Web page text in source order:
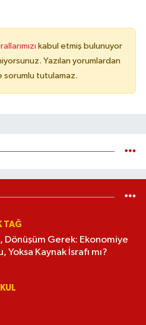
kabul etmiş bulunuyor
Yazılan yorumlardan
sorumlu tutulamaz.
TAĞ
Dönüşüm Gerek: Ekonomiye
Yoksa Kaynak İsrafı mı?